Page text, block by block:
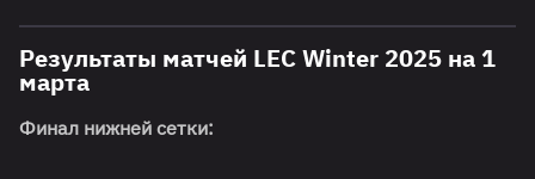
Результаты матчей LEC Winter 2025 на 1
марта
Финал нижней сетки: